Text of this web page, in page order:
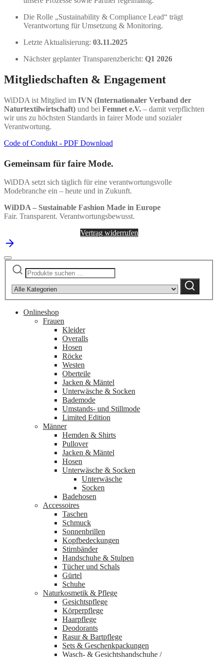
Die Rolle „Sustainability & Compliance Lead“ trägt
Verantwortung für Umsetzung & Monitoring.
Letzte Aktualisierung: 03.11.2025
Nächster geplanter Transparenzbericht: Q1 2026
Mitgliedschaften & Engagement
WiDDA ist Mitglied im IVN (Internationaler Verband der
Naturtextilwirtschaft) und bei Femnet e.V. – damit verpflichten
wir uns zu höchsten Standards in fairer Mode und sozialer
Verantwortung.
Code of Condukt - PDF Download
Gemeinsam für faire Mode.
WiDDA setzt sich täglich für eine verantwortungsvolle
Modebranche ein – heute und in Zukunft.
WiDDA – Sustainable Fashion Made in Europe
Fair. Transparent. Verantwortungsbewusst.
Vertrag widerrufen
Suchen
nach:
category:
Suchen
Onlineshop
Frauen
Kleider
Overalls
Hosen
Röcke
Westen
Oberteile
Jacken & Mäntel
Unterwäsche & Socken
Bademode
Umstands- und Stillmode
Limited Edition
Männer
Hemden & Shirts
Pullover
Jacken & Mäntel
Hosen
Unterwäsche & Socken
Unterwäsche
Socken
Badehosen
Accessoires
Taschen
Schmuck
Sonnenbrillen
Kopfbedeckungen
Stirnbänder
Handschuhe & Stulpen
Tücher und Schals
Gürtel
Schuhe
Naturkosmetik & Pflege
Gesichtspflege
Körperpflege
Haarpflege
Deodorants
Rasur & Bartpflege
Sets & Geschenkpackungen
Wasch‑ & Gesichtshandschuhe /